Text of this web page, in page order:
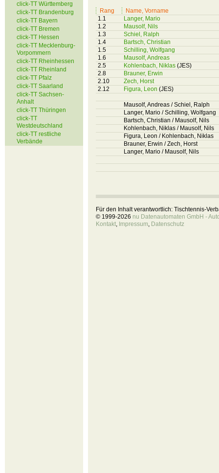
click-TT Württemberg
click-TT Brandenburg
click-TT Bayern
click-TT Bremen
click-TT Hessen
click-TT Mecklenburg-
Vorpommern
click-TT Rheinhessen
click-TT Rheinland
click-TT Pfalz
click-TT Saarland
click-TT Sachsen-
Anhalt
click-TT Thüringen
click-TT
Westdeutschland
click-TT restliche
Verbände
Rang
Name, Vorname
1.1
Langer, Mario
1.2
Mausolf, Nils
1.3
Schiel, Ralph
1.4
Bartsch, Christian
1.5
Schilling, Wolfgang
1.6
Mausolf, Andreas
2.5
Kohlenbach, Niklas (JES)
2.8
Brauner, Erwin
2.10
Zech, Horst
2.12
Figura, Leon (JES)
Mausolf, Andreas / Schiel, Ralph
Langer, Mario / Schilling, Wolfgang
Bartsch, Christian / Mausolf, Nils
Kohlenbach, Niklas / Mausolf, Nils
Figura, Leon / Kohlenbach, Niklas
Brauner, Erwin / Zech, Horst
Langer, Mario / Mausolf, Nils
Für den Inhalt verantwortlich: Tischtennis-
© 1999-2026 nu Datenautomaten GmbH -
Kontakt, Impressum, Datenschutz